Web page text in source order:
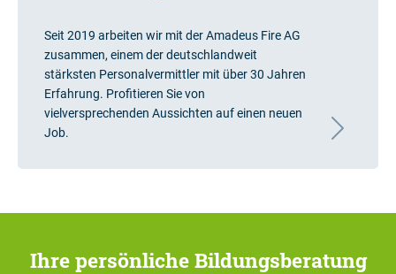
Seit 2019 arbeiten wir mit der Amadeus Fire AG
zusammen, einem der deutschlandweit
stärksten Personalvermittler mit über 30 Jahren
Erfahrung. Profitieren Sie von
vielversprechenden Aussichten auf einen neuen
Job.
Ihre persönliche Bildungsberatung